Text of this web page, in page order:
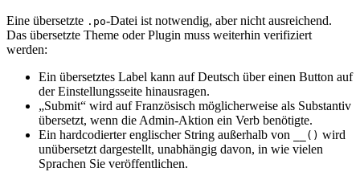
Eine übersetzte .po-Datei ist notwendig, aber nicht ausreichend.
Das übersetzte Theme oder Plugin muss weiterhin verifiziert
werden:
Ein übersetztes Label kann auf Deutsch über einen Button auf
der Einstellungsseite hinausragen.
„Submit“ wird auf Französisch möglicherweise als Substantiv
übersetzt, wenn die Admin-Aktion ein Verb benötigte.
Ein hardcodierter englischer String außerhalb von
__() wird
unübersetzt dargestellt, unabhängig davon, in wie vielen
Sprachen Sie veröffentlichen.